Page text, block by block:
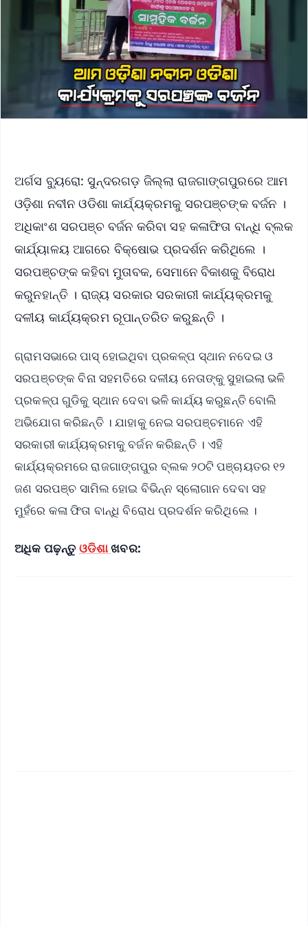
ଅର୍ଗସ ବ୍ୟୁରୋ: ସୁନ୍ଦରଗଡ଼ ଜିଲ୍ଲା ରାଜଗାଙ୍ଗପୁରରେ ଆମ
ଓଡ଼ିଶା ନବୀନ ଓଡିଶା କାର୍ଯ୍ୟକ୍ରମକୁ ସରପଞ୍ଚଙ୍କ ବର୍ଜନ ।
ଅଧିକାଂଶ ସରପଞ୍ଚ ବର୍ଜନ କରିବା ସହ କଳାଫିତା ବାନ୍ଧି ବ୍ଲକ
କାର୍ଯ୍ୟାଳୟ ଆଗରେ ବିକ୍ଷୋଭ ପ୍ରଦର୍ଶନ କରିଥିଲେ ।
ସରପଞ୍ଚଙ୍କ କହିବା ମୁତାବକ, ସେମାନେ ବିକାଶକୁ ବିରୋଧ
କରୁନହାନ୍ତି । ରାଜ୍ୟ ସରକାର ସରକାରୀ କାର୍ଯ୍ୟକ୍ରମକୁ
ଦଳୀୟ କାର୍ଯ୍ୟକ୍ରମ ରୂପାନ୍ତରିତ କରୁଛନ୍ତି ।
ଗ୍ରାମସଭାରେ ପାସ୍ ହୋଇଥିବା ପ୍ରକଳ୍ପ ସ୍ଥାନ ନଦେଇ ଓ
ସରପଞ୍ଚଙ୍କ ବିନା ସହମତିରେ ଦଳୀୟ ନେତାଙ୍କୁ ସୁହାଇଲା ଭଳି
ପ୍ରକଳ୍ପ ଗୁଡିକୁ ସ୍ଥାନ ଦେବା ଭଳି କାର୍ଯ୍ୟ କରୁଛନ୍ତି ବୋଲି
ଅଭିଯୋଗ କରିଛନ୍ତି । ଯାହାକୁ ନେଇ ସରପଞ୍ଚମାନେ ଏହି
ସରକାରୀ କାର୍ଯ୍ୟକ୍ରମକୁ ବର୍ଜନ କରିଛନ୍ତି । ଏହି
କାର୍ଯ୍ୟକ୍ରମରେ ରାଜଗାଙ୍ଗପୁର ବ୍ଲକ ୨୦ଟି ପଞ୍ଚାୟତର ୧୨
ଜଣ ସରପଞ୍ଚ ସାମିଲ ହୋଇ ବିଭିନ୍ନ ସ୍ଲୋଗାନ ଦେବା ସହ
ମୁହଁରେ କଳା ଫିତା ବାନ୍ଧି ବିରୋଧ ପ୍ରଦର୍ଶନ କରିଥିଲେ ।
ଅଧିକ ପଢ଼ନ୍ତୁ ଓଡିଶାଖବର: